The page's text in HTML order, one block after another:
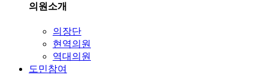
의원소개
의장단
현역의원
역대의원
도민참여